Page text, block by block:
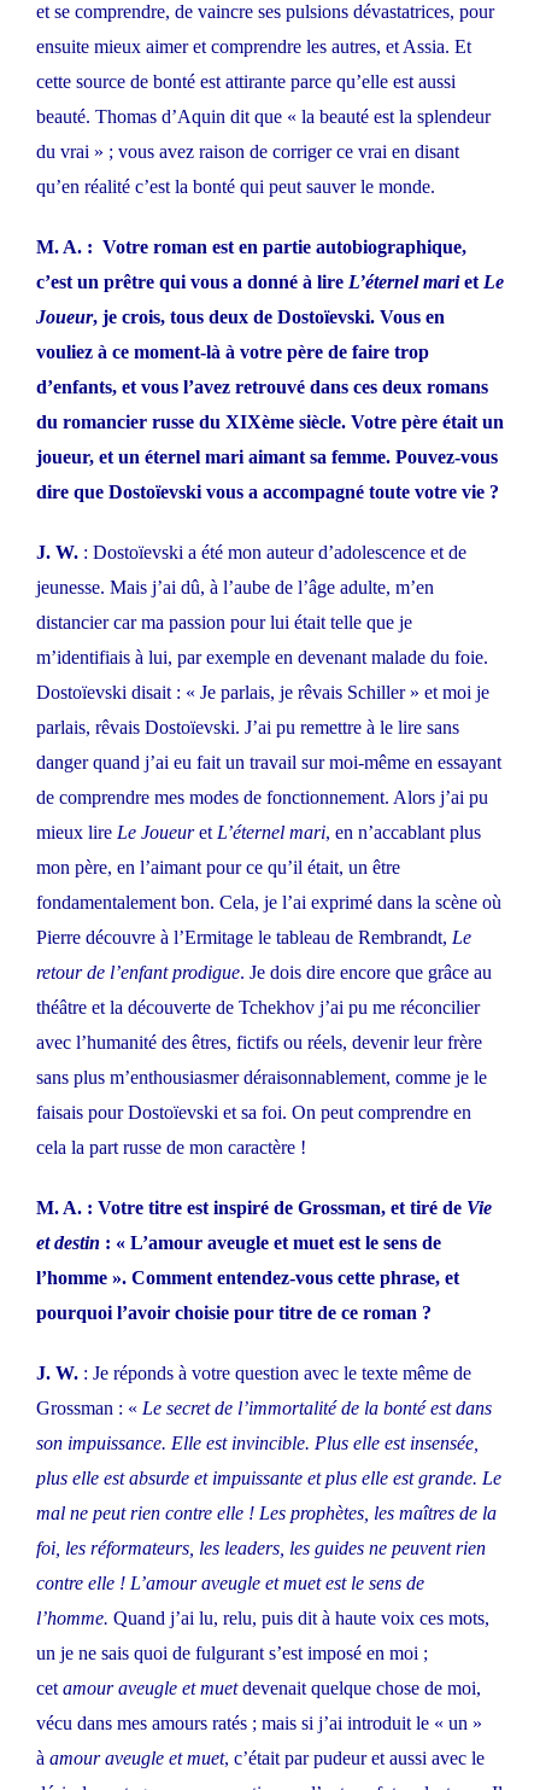
et se comprendre, de vaincre ses pulsions dévastatrices, pour
ensuite mieux aimer et comprendre les autres, et Assia. Et
cette source de bonté est attirante parce qu’elle est aussi
beauté. Thomas d’Aquin dit que « la beauté est la splendeur
du vrai » ; vous avez raison de corriger ce vrai en disant
qu’en réalité c’est la bonté qui peut sauver le monde.
M. A. : Votre roman est en partie autobiographique,
c’est un prêtre qui vous a donné à lire L’éternel marietLe
Joueur, je crois, tous deux de Dostoïevski. Vous en
vouliez à ce moment-là à votre père de faire trop
d’enfants, et vous l’avez retrouvé dans ces deux romans
du romancier russe du XIXème siècle. Votre père était un
joueur, et un éternel mari aimant sa femme. Pouvez-vous
dire que Dostoïevski vous a accompagné toute votre vie ?
J. W. : Dostoïevski a été mon auteur d’adolescence et de
jeunesse. Mais j’ai dû, à l’aube de l’âge adulte, m’en
distancier car ma passion pour lui était telle que je
m’identifiais à lui, par exemple en devenant malade du foie.
Dostoïevski disait : « Je parlais, je rêvais Schiller » et moi je
parlais, rêvais Dostoïevski. J’ai pu remettre à le lire sans
danger quand j’ai eu fait un travail sur moi-même en essayant
de comprendre mes modes de fonctionnement. Alors j’ai pu
mieux lire Le JoueuretL’éternel mari, en n’accablant plus
mon père, en l’aimant pour ce qu’il était, un être
fondamentalement bon. Cela, je l’ai exprimé dans la scène où
Pierre découvre à l’Ermitage le tableau de Rembrandt, Le
retour de l’enfant prodigue. Je dois dire encore que grâce au
théâtre et la découverte de Tchekhov j’ai pu me réconcilier
avec l’humanité des êtres, fictifs ou réels, devenir leur frère
sans plus m’enthousiasmer déraisonnablement, comme je le
faisais pour Dostoïevski et sa foi. On peut comprendre en
cela la part russe de mon caractère !
M. A. : Votre titre est inspiré de Grossman, et tiré de Vie
et destin : « L’amour aveugle et muet est le sens de
l’homme ». Comment entendez-vous cette phrase, et
pourquoi l’avoir choisie pour titre de ce roman ?
J. W. : Je réponds à votre question avec le texte même de
Grossman : « Le secret de l’immortalité de la bonté est dans
son impuissance. Elle est invincible. Plus elle est insensée,
plus elle est absurde et impuissante et plus elle est grande. Le
mal ne peut rien contre elle ! Les prophètes, les maîtres de la
foi, les réformateurs, les leaders, les guides ne peuvent rien
contre elle ! L’amour aveugle et muet est le sens de
l’homme. Quand j’ai lu, relu, puis dit à haute voix ces mots,
un je ne sais quoi de fulgurant s’est imposé en moi ;
cetamour aveugle et muetdevenait quelque chose de moi,
vécu dans mes amours ratés ; mais si j’ai introduit le « un »
à amour aveugle et muet, c’était par pudeur et aussi avec le